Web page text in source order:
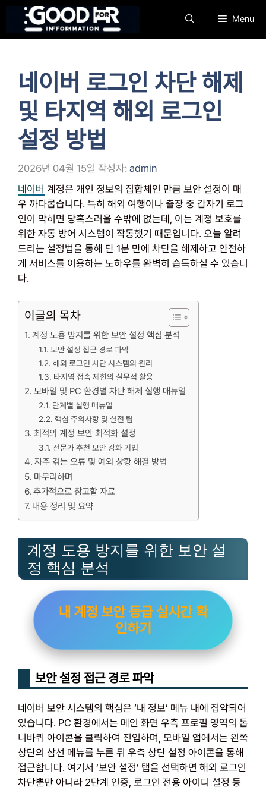
츠
Menu
네이버 로그인 차단 해제
및 타지역 해외 로그인
설정 방법
2026년 04월 15일 작성자: admin
네이버 계정은 개인 정보의 집합체인 만큼 보안 설정이 매
우 까다롭습니다. 특히 해외 여행이나 출장 중 갑자기 로그
인이 막히면 당혹스러울 수밖에 없는데, 이는 계정 보호를
위한 자동 방어 시스템이 작동했기 때문입니다. 오늘 알려
드리는 설정법을 통해 단 1분 만에 차단을 해제하고 안전하
게 서비스를 이용하는 노하우를 완벽히 습득하실 수 있습니
다.
이글의 목차
계정 도용 방지를 위한 보안 설정 핵심 분석
보안 설정 접근 경로 파악
해외 로그인 차단 시스템의 원리
타지역 접속 제한의 실무적 활용
모바일 및 PC 환경별 차단 해제 실행 매뉴얼
단계별 실행 매뉴얼
핵심 주의사항 및 실전 팁
최적의 계정 보안 최적화 설정
전문가 추천 보안 강화 기법
자주 겪는 오류 및 예외 상황 해결 방법
마무리하며
추가적으로 참고할 자료
내용 정리 및 요약
계정 도용 방지를 위한 보안 설
정 핵심 분석
내 계정 보안 등급 실시간 확
인하기
보안 설정 접근 경로 파악
네이버 보안 시스템의 핵심은 ‘내 정보’ 메뉴 내에 집약되어
있습니다. PC 환경에서는 메인 화면 우측 프로필 영역의 톱
니바퀴 아이콘을 클릭하여 진입하며, 모바일 앱에서는 왼쪽
상단의 삼선 메뉴를 누른 뒤 우측 상단 설정 아이콘을 통해
접근합니다. 여기서 ‘보안 설정’ 탭을 선택하면 해외 로그인
차단뿐만 아니라 2단계 인증, 로그인 전용 아이디 설정 등